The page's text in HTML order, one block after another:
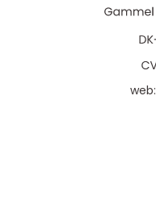
web: